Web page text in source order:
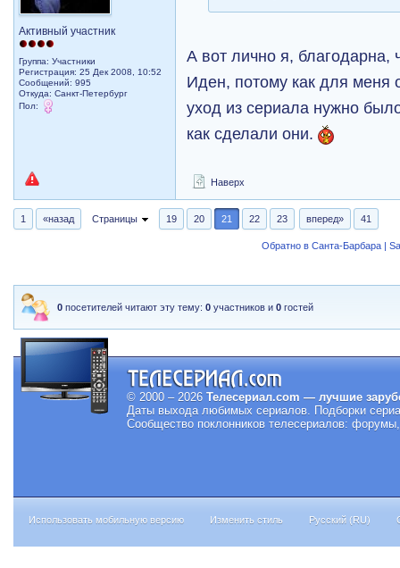
Активный участник
Группа: Участники
Регистрация: 25 Дек 2008, 10:52
Сообщений: 995
Откуда: Санкт-Петербург
Пол:
А вот лично я, благодарна,
Иден, потому как для меня
уход из сериала нужно
как сделали они.
Наверх
1 «назад Страницы 19 20 21 22 23 вперед» 41
Обратно в Санта-Барбара |
0 посетителей читают эту тему:0 участников и0 гостей
© 2000 – 2026 Телесериал.com — лучшие
Даты выхода любимых сериалов.
Подборки
Сообщество поклонников телесериалов:
Использовать мобильную версию Изменить стиль Русский (RU)